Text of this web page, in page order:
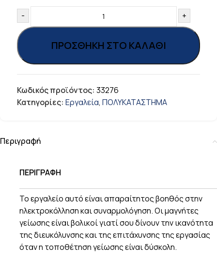
- +
ΠΡΟΣΘΉΚΗ ΣΤΟ ΚΑΛΆΘΙ
Κωδικός προϊόντος: 33276
Κατηγορίες: Εργαλεία, ΠΟΛΥΚΑΤΑΣΤΗΜΑ
Περιγραφή
ΠΕΡΙΓΡΑΦΗ
Το εργαλείο αυτό είναι απαραίτητος βοηθός στην
ηλεκτροκόλληση και συναρμολόγηση. Οι μαγνήτες
γείωσης είναι βολικοί γιατί σου δίνουν την ικανότητα
της διευκόλυνσης και της επιτάχυνσης της εργασίας
όταν η τοποθέτηση γείωσης είναι δύσκολη.